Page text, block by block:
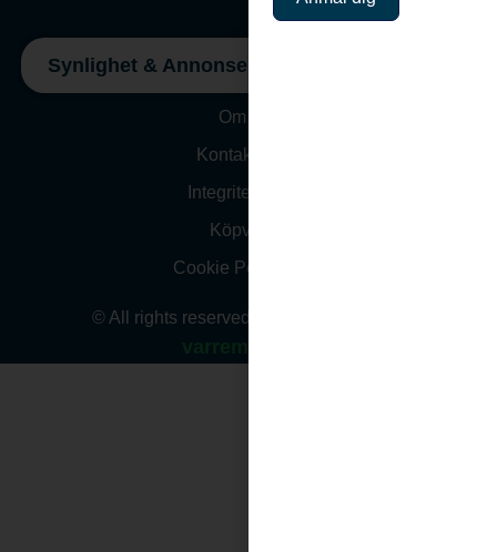
Synlighet & Annonsering
Om oss
Kontakta Oss
Integritetspolicy
Köpvillkor
Cookie Policy (EU)
© All rights reserved. Website design by